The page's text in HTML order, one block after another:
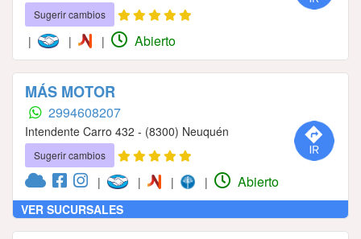
Sugerir cambios
| | | Abierto
MÁS MOTOR
2994608207
Intendente Carro 432 - (8300) Neuquén
Sugerir cambios
| | | | Abierto
VER SUCURSALES